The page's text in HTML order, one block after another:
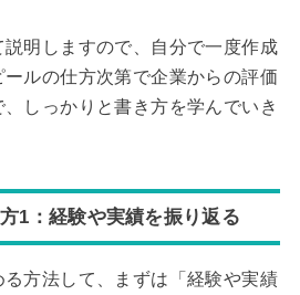
明しますので、自分で一度作成
ルの仕方次第で企業からの評価
しっかりと書き方を学んでいき
1：経験や実績を振り返る
方法して、まずは「経験や実績